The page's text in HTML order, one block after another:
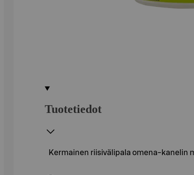
Tuotetiedot
Kermainen riisivälipala omena-kanelin